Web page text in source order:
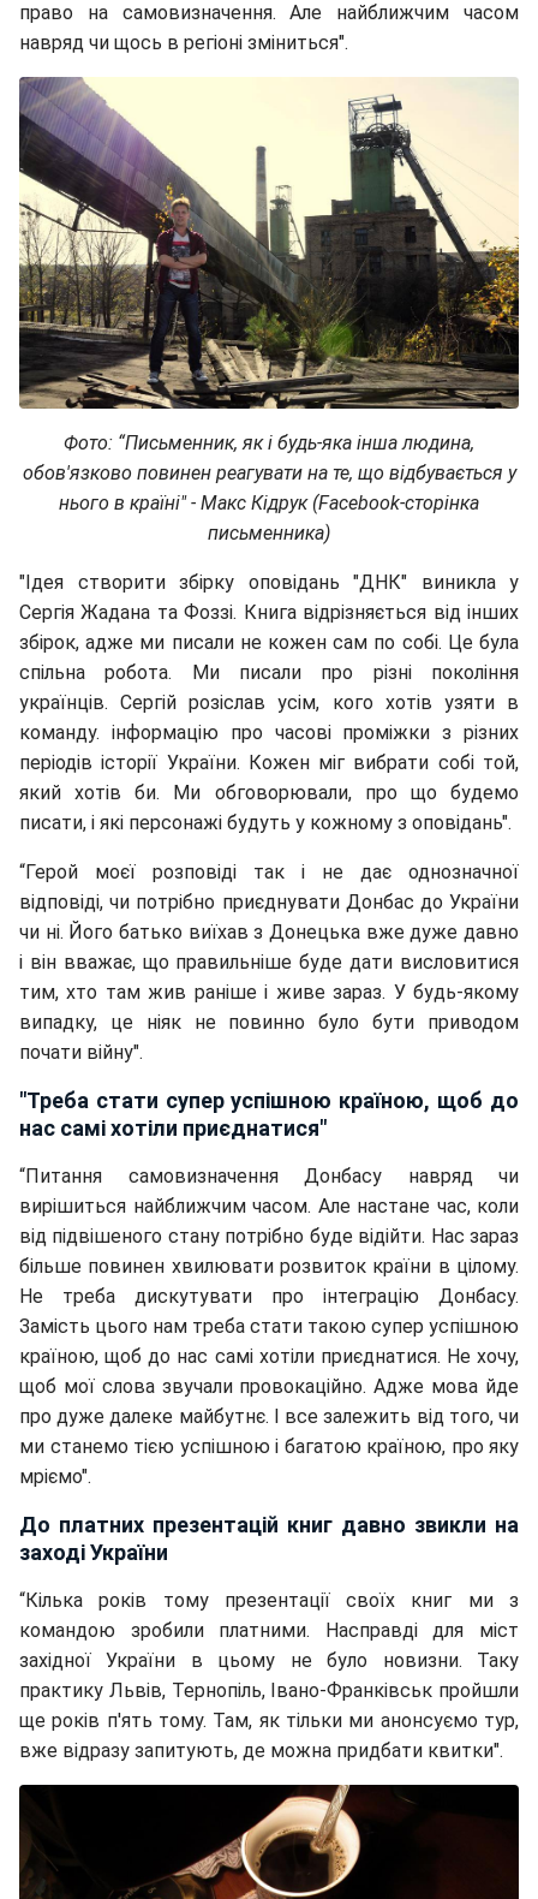
право на самовизначення. Але найближчим часом
навряд чи щось в регіоні зміниться".
Фото: “Письменник, як і будь-яка інша людина,
обов'язково повинен реагувати на те, що відбувається у
нього в країні" - Макс Кідрук (Facebook-сторінка
письменника)
"Ідея створити збірку оповідань "ДНК" виникла у
Сергія Жадана та Фоззі. Книга відрізняється від інших
збірок, адже ми писали не кожен сам по собі. Це була
спільна робота. Ми писали про різні покоління
українців. Сергій розіслав усім, кого хотів узяти в
команду. інформацію про часові проміжки з різних
періодів історії України. Кожен міг вибрати собі той,
який хотів би. Ми обговорювали, про що будемо
писати, і які персонажі будуть у кожному з оповідань".
“Герой моєї розповіді так і не дає однозначної
відповіді, чи потрібно приєднувати Донбас до України
чи ні. Його батько виїхав з Донецька вже дуже давно
і він вважає, що правильніше буде дати висловитися
тим, хто там жив раніше і живе зараз. У будь-якому
випадку, це ніяк не повинно було бути приводом
почати війну".
"Треба стати супер успішною країною, щоб до
нас самі хотіли приєднатися"
“Питання самовизначення Донбасу навряд чи
вирішиться найближчим часом. Але настане час, коли
від підвішеного стану потрібно буде відійти. Нас зараз
більше повинен хвилювати розвиток країни в цілому.
Не треба дискутувати про інтеграцію Донбасу.
Замість цього нам треба стати такою супер успішною
країною, щоб до нас самі хотіли приєднатися. Не хочу,
щоб мої слова звучали провокаційно. Адже мова йде
про дуже далеке майбутнє. І все залежить від того, чи
ми станемо тією успішною і багатою країною, про яку
мріємо".
До платних презентацій книг давно звикли на
заході України
“Кілька років тому презентації своїх книг ми з
командою зробили платними. Насправді для міст
західної України в цьому не було новизни. Таку
практику Львів, Тернопіль, Івано-Франківськ пройшли
ще років п'ять тому. Там, як тільки ми анонсуємо тур,
вже відразу запитують, де можна придбати квитки".